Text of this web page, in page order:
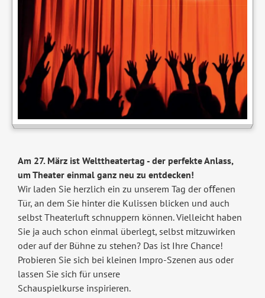
Am 27. März ist Welttheatertag - der perfekte Anlass,
um Theater einmal ganz neu zu entdecken!
Wir laden Sie herzlich ein zu unserem Tag der oﬀenen
Tür, an dem Sie hinter die Kulissen blicken und auch
selbst Theaterluft schnuppern können. Vielleicht haben
Sie ja auch schon einmal überlegt, selbst mitzuwirken
oder auf der Bühne zu stehen? Das ist Ihre Chance!
Probieren Sie sich bei kleinen Impro-Szenen aus oder
lassen Sie sich für unsere
Schauspielkurse inspirieren.